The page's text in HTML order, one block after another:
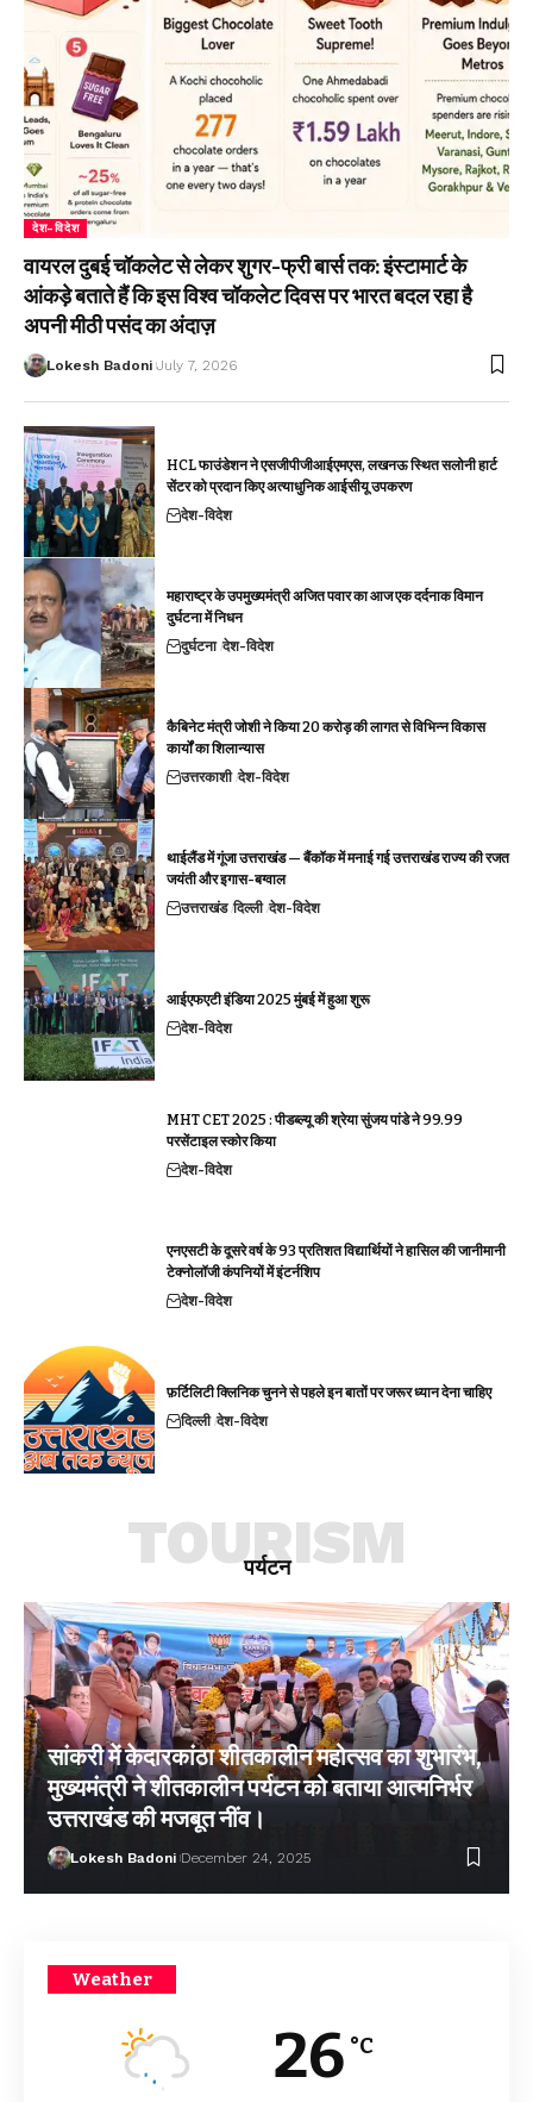
देश-विदेश
वायरल दुबई चॉकलेट से लेकर शुगर-फ्री बार्स तक: इंस्टामार्ट के
आंकड़े बताते हैं कि इस विश्व चॉकलेट दिवस पर भारत बदल रहा है
अपनी मीठी पसंद का अंदाज़
Lokesh Badoni July 7, 2026
HCL फाउंडेशन ने एसजीपीजीआईएमएस, लखनऊ स्थित सलोनी हार्ट
सेंटर को प्रदान किए अत्याधुनिक आईसीयू उपकरण
देश-विदेश
महाराष्ट्र के उपमुख्यमंत्री अजित पवार का आज एक दर्दनाक विमान
दुर्घटना में निधन
दुर्घटना देश-विदेश
कैबिनेट मंत्री जोशी ने किया 20 करोड़ की लागत से विभिन्न विकास
कार्यों का शिलान्यास
उत्तरकाशी देश-विदेश
थाईलैंड में गूंजा उत्तराखंड — बैंकॉक में मनाई गई उत्तराखंड राज्य की रजत
जयंती और इगास-बग्वाल
उत्तराखंड दिल्ली देश-विदेश
आईएफएटी इंडिया 2025 मुंबई में हुआ शुरू
देश-विदेश
MHT CET 2025 : पीडब्ल्यू की श्रेया सुंजय पांडे ने 99.99
परसेंटाइल स्कोर किया
देश-विदेश
एनएसटी के दूसरे वर्ष के 93 प्रतिशत विद्यार्थियों ने हासिल की जानीमानी
टेक्नोलॉजी कंपनियों में इंटर्नशिप
देश-विदेश
फ़र्टिलिटी क्लिनिक चुनने से पहले इन बातों पर जरूर ध्यान देना चाहिए
दिल्ली देश-विदेश
पर्यटन
TOURISM
सांकरी में केदारकांठा शीतकालीन महोत्सव का शुभारंभ,
मुख्यमंत्री ने शीतकालीन पर्यटन को बताया आत्मनिर्भर
उत्तराखंड की मजबूत नींव।
Lokesh Badoni December 24, 2025
Weather
26 °C